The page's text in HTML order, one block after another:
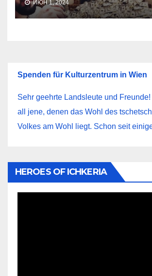
ИЮН 1, 2024
Spenden für Kulturzentrum in Wien
Sehr geehrte Landsleute und
all jene, denen das Wohl des
Volkes am Wohl liegt. Schon seit
HEROES OF ICHKERIA